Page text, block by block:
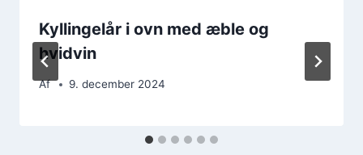
Kyllingelår i ovn med æble og
hvidvin
Af 9. december 2024